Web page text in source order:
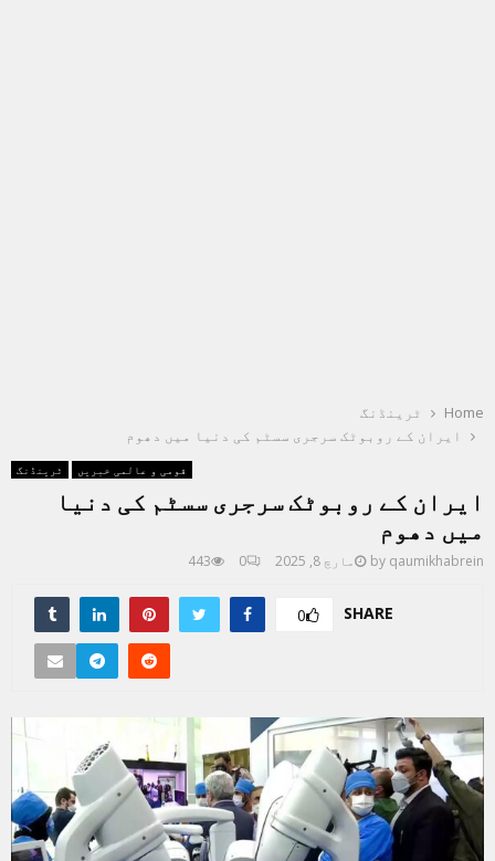
Home
ٹرینڈنگ
ایران کے روبوٹک سرجری سسٹم کی دنیا میں دھوم
ٹرینڈنگ قومی و عالمی خبریں
ایران کے روبوٹک سرجری سسٹم کی دنیا
میں دھوم
by qaumikhabrein مارچ 8, 2025 0
443
SHARE
0